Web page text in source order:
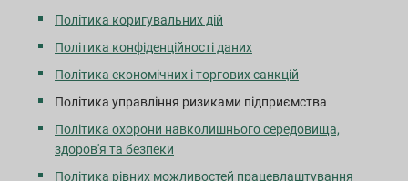
Політика коригувальних дій
Політика конфіденційності даних
Політика економічних і торгових санкцій
Політика управління ризиками підприємства
Політика охорони навколишнього середовища,
здоров'я та безпеки
Політика рівних можливостей працевлаштування